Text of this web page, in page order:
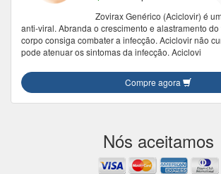
Zovirax Genérico (Aciclovir) é
anti-viral. Abranda o crescimento e alastramento
corpo consiga combater a infecção. Aciclovir não
pode atenuar os sintomas da infecção. Aciclovi
Compre agora
Nós aceitamos